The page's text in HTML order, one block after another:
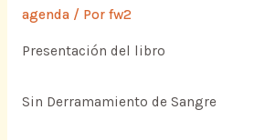
agenda/ Por fw2
Presentación del libro
Sin Derramamiento de Sangre